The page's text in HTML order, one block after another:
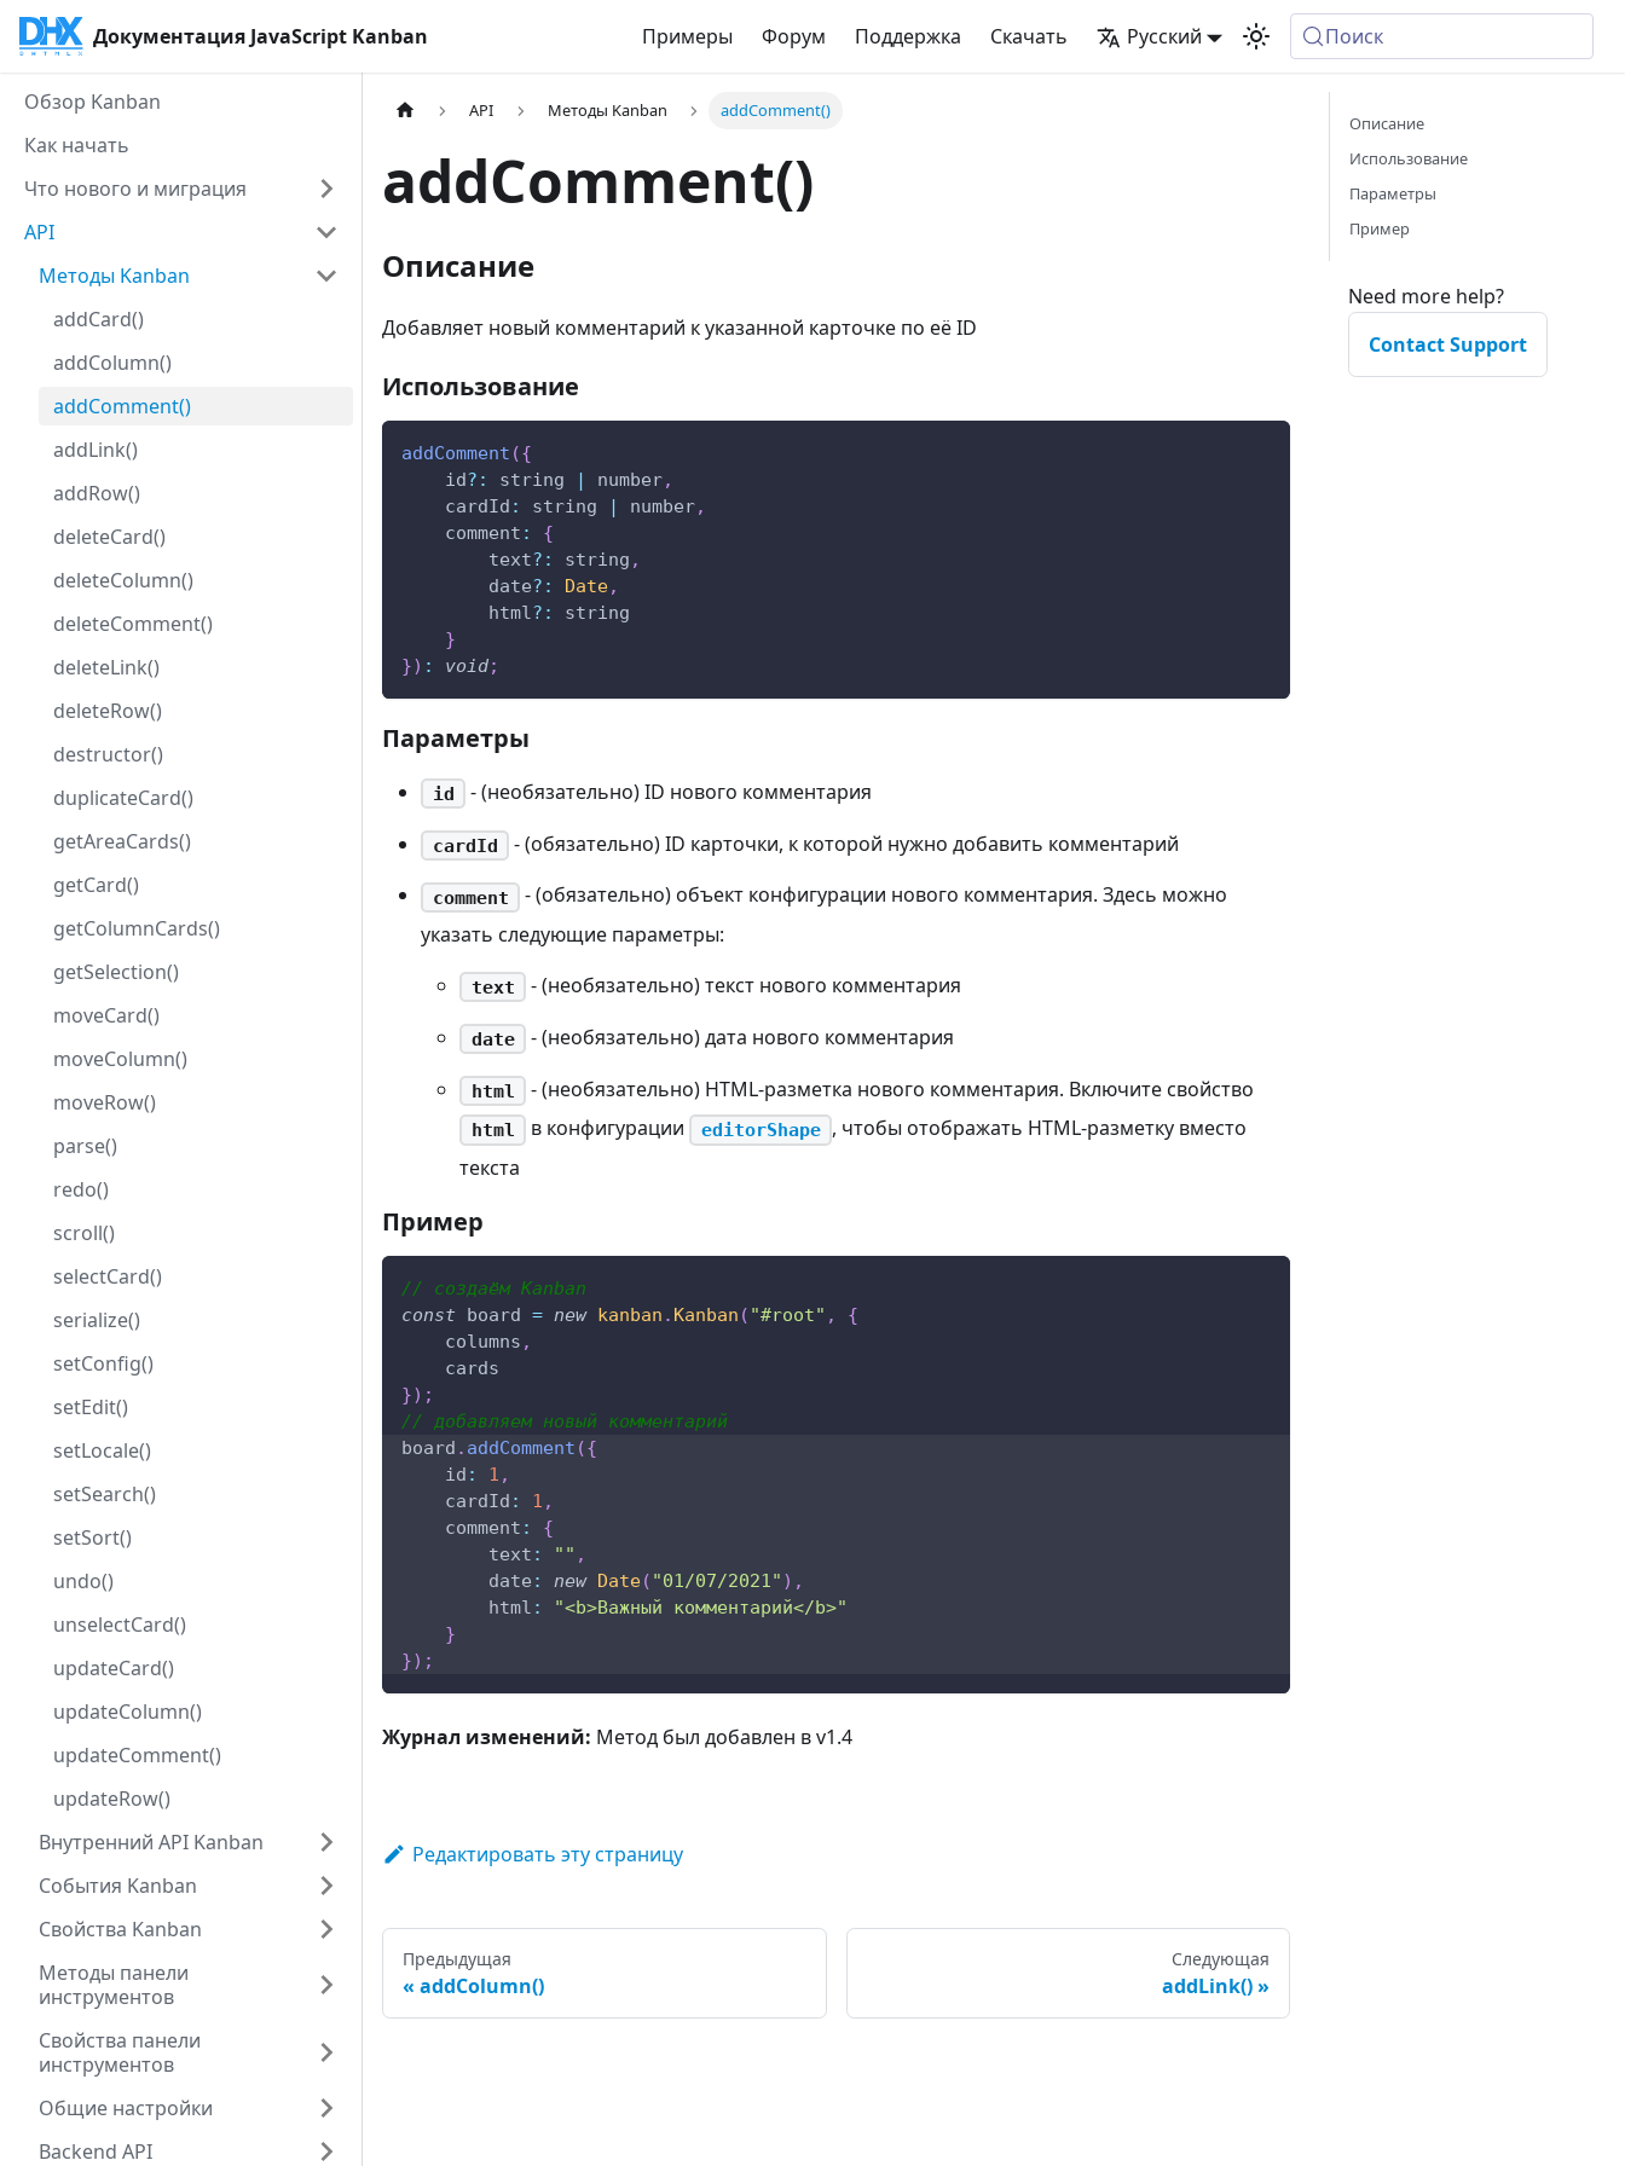
Документация JavaScript Kanban Примеры Форум Поддержка Скачать Русский Поиск
Обзор Kanban
Как начать
Что нового и миграция
API
Методы Kanban
addCard()
addColumn()
addComment()
addLink()
addRow()
deleteCard()
deleteColumn()
deleteComment()
deleteLink()
deleteRow()
destructor()
duplicateCard()
getAreaCards()
getCard()
getColumnCards()
getSelection()
moveCard()
moveColumn()
moveRow()
parse()
redo()
scroll()
selectCard()
serialize()
setConfig()
setEdit()
setLocale()
setSearch()
setSort()
undo()
unselectCard()
updateCard()
updateColumn()
updateComment()
updateRow()
Внутренний API Kanban
События Kanban
Свойства Kanban
Методы панели
инструментов
Свойства панели
инструментов
Общие настройки
Backend API
API Методы Kanban addComment()
addComment()
Описание
Добавляет новый комментарий к указанной карточке по её ID
Использование
addComment ({
    id
? : string | number,
cardId : string | number,
comment :
{
        text
? : string ,
        date
? : Date,
        html
? :
string
}
}) : void;
Параметры
id - (необязательно) ID нового комментария
cardId - (обязательно) ID карточки, к которой нужно добавить комментарий
comment
- (обязательно) объект конфигурации нового комментария. Здесь можно
указать следующие параметры:
text - (необязательно) текст нового комментария
date - (необязательно) дата нового комментария
html - (необязательно) HTML-разметка нового комментария. Включите свойство
html в конфигурации editorShape , чтобы отображать HTML-разметку вместо
текста
Пример
// создаём Kanban
const board = new kanban . Kanban ( "#root" ,
{
    columns
,
    cards
}) ;
// добавляем новый комментарий
board . addComment ({
id : 1 ,
cardId : 1 ,
comment :
{
text : "" ,
date : new Date( "01/07/2021" ) ,
html :
"<b>Важный комментарий</b>"
}
}) ;
Журнал изменений: Метод был добавлен в v1.4
Редактировать эту страницу
Предыдущая
addColumn()
Следующая
addLink()
Описание
Использование
Параметры
Пример
Need more help?
Contact Support